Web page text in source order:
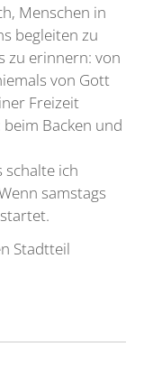
Menschen in
begleiten zu
zu erinnern: von
von Gott
Freizeit
Backen und
ich
samstags
Stadtteil